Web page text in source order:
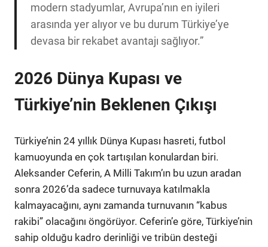
modern stadyumlar, Avrupa’nın en iyileri
arasında yer alıyor ve bu durum Türkiye’ye
devasa bir rekabet avantajı sağlıyor.”
2026 Dünya Kupası ve
Türkiye’nin Beklenen Çıkışı
Türkiye’nin 24 yıllık Dünya Kupası hasreti, futbol
kamuoyunda en çok tartışılan konulardan biri.
Aleksander Ceferin, A Milli Takım’ın bu uzun aradan
sonra 2026’da sadece turnuvaya katılmakla
kalmayacağını, aynı zamanda turnuvanın “kabus
rakibi” olacağını öngörüyor. Ceferin’e göre, Türkiye’nin
sahip olduğu kadro derinliği ve tribün desteği